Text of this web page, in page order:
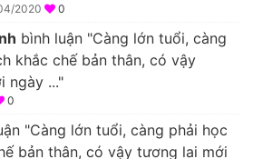
2020 0
bình luận "Càng lớn tuổi, càng
khắc chế bản thân, có vậy
ngày ..."
0
"Càng lớn tuổi, càng phải học
bản thân, có vậy tương lai mới